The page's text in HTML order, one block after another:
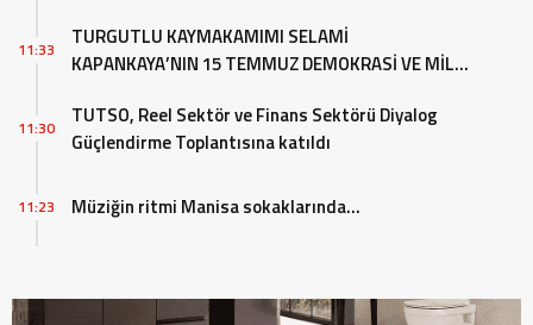
TURGUTLU KAYMAKAMIMI SELAMİ
KAPANKAYA’NIN 15 TEMMUZ DEMOKRASİ VE MİLLİ
11:33
TUTSO, Reel Sektör ve Finans Sektörü Diyalog
Güçlendirme Toplantısına katıldı
11:30
Müziğin ritmi Manisa sokaklarında…
11:23